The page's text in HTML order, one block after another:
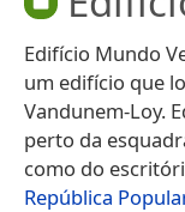
Edifício Mundo
um edifício que
Vandunem-Loy.
perto da
como do
República